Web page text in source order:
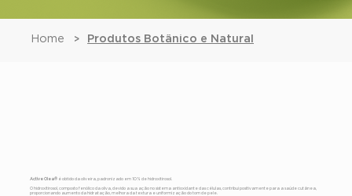
Home > Produtos Botânico e Natural
Active Olea® é obtido da oliveira, padronizado em 10% de hidroxitirosol.
O hidroxitirosol, composto fenólico da oliva, devido a sua ação no sistema antioxidante das células, contribui positivamente para a saúde cutânea,
proporcionando aumento da hidratação, melhora da textura e uniformização do tom de pele.